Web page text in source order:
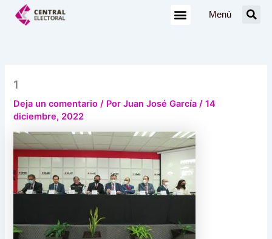
Menú
1
Deja un comentario / PorJuan José García/14
diciembre, 2022